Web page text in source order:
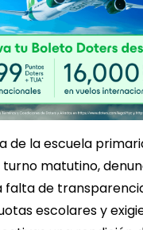
de la escuela
turno matutino,
falta de
escolares y